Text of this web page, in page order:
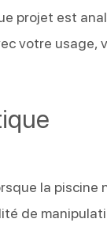
projet est
votre usage,
la piscine
de